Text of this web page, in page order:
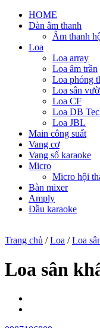
HOME
Dàn âm thanh
Âm thanh
Loa
Loa array
Loa âm trần
Loa phóng
Loa sân
Loa CF
Loa DB
Loa JBL
Main công suất
Vang cơ
Vang số karaoke
Micro
Micro hội
Bàn mixer
Amply
Đầu karaoke
Trang chủ / Loa / Loa
Loa sân